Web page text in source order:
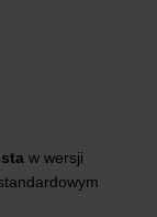
w wersji